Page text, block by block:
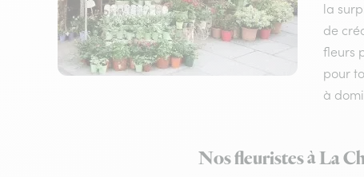
la
de
fleurs
pour
à
Nos fleuristes à La